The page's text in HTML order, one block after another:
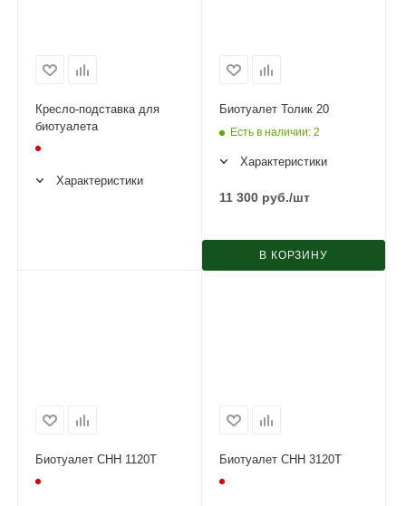
Кресло-подставка для
биотуалета
Характеристики
Биотуалет Толик 20
Есть в наличии: 2
Характеристики
11 300 руб./шт
В КОРЗИНУ
Биотуалет СНН 1120Т Биотуалет СНН 3120Т